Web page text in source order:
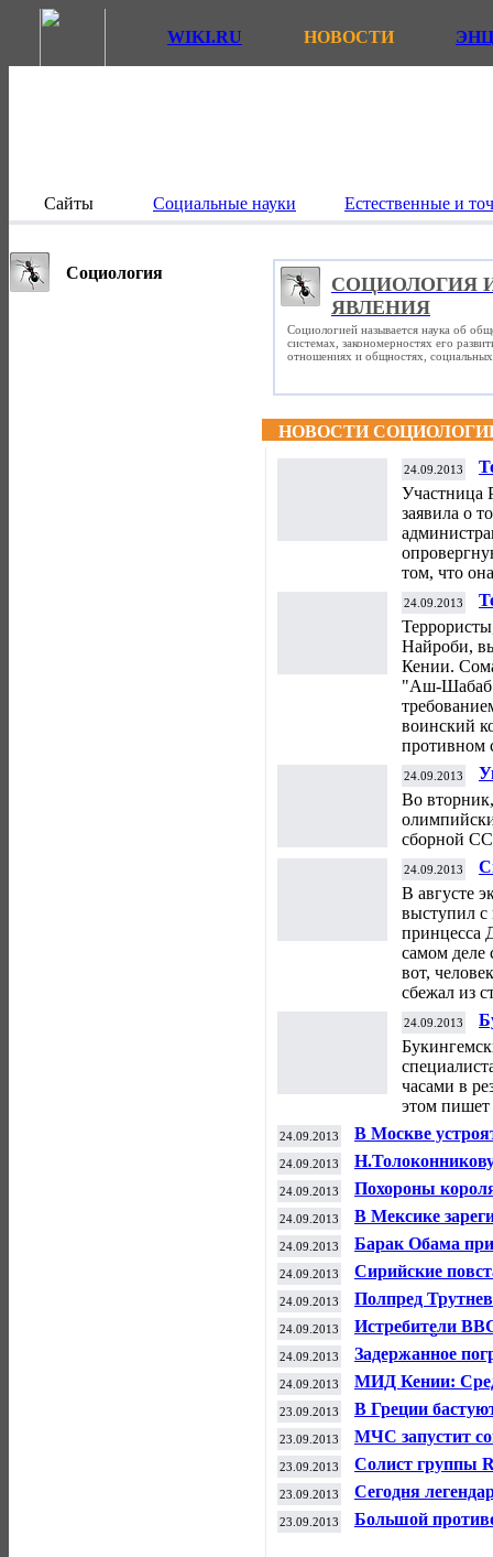
WIKI.RU НОВОСТИ
Сайты Социальные науки Естественные и
Социология
СОЦИОЛОГИЯ
ЯВЛЕНИЯ
Социологией называется наука об
системах, закономерностях его
отношениях и общностях,
НОВОСТИ
24.09.2013
Участница
заявила о
том, что
24.09.2013
Найроби,
Кении.
"Аш-Шабаб"
воинский
противном
24.09.2013
Во
сборной
24.09.2013
В августе
выступил
принцесса
самом деле
вот,
сбежал из
24.09.2013
часами в
этом
24.09.2013 В Москве
24.09.2013
ШИЗО
24.09.2013
Похороны
24.09.2013
В Мексике
заражения
24.09.2013
Барак Обама
страха перед
24.09.2013 Сирийские
24.09.2013
Полпред
пребывания в
24.09.2013
Истребители
над Нью-Йорком
24.09.2013
Задержанное
доставлено в
24.09.2013
МИД Кении:
подданная
23.09.2013
В Греции
страхового
23.09.2013 МЧС запустит
23.09.2013
Солист группы
прадедушкой
23.09.2013
Сегодня
исполняется 70
23.09.2013
Большой